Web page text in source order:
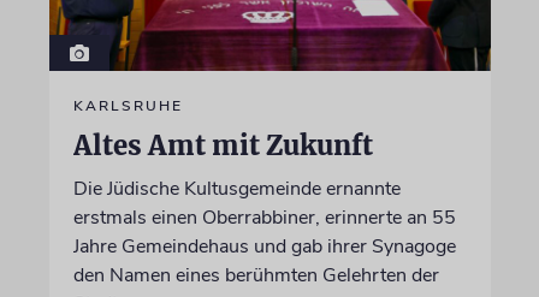
KARLSRUHE
Altes Amt mit Zukunft
Die Jüdische Kultusgemeinde ernannte
erstmals einen Oberrabbiner, erinnerte an 55
Jahre Gemeindehaus und gab ihrer Synagoge
den Namen eines berühmten Gelehrten der